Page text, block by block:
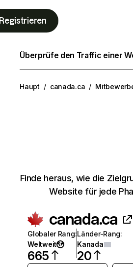
Registrieren
Überprüfe den Traffic einer
Haupt / canada.ca /
Finde heraus, wie die
Website für jede
canada.ca
Globaler Rang:
Weltweit
665
Länder-Rang:
Kanada
20